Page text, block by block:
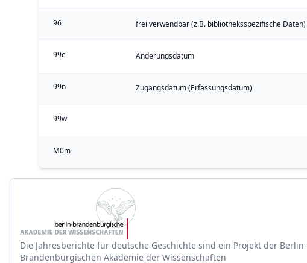
96 frei verwendbar (z.B. bibliotheksspezifische Daten)
99e Änderungsdatum
99n Zugangsdatum (Erfassungsdatum)
99w
M0m
Die Jahresberichte für deutsche Geschichte sind ein Projekt der Berlin-
Brandenburgischen Akademie der Wissenschaften